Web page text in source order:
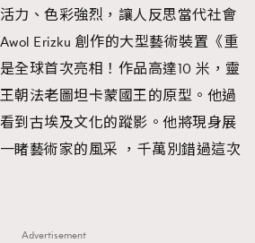
力、色彩強烈，讓人反思當代社會
Erizku 創作的大型藝術裝置《重
全球首次亮相！作品高達10 米，靈
朝法老圖坦卡蒙國王的原型。他過
到古埃及文化的蹤影。他將現身展
睹藝術家的風采 ，千萬別錯過這次
Advertisement